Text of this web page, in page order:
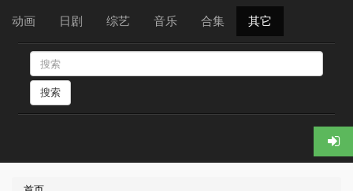
动画 日剧 综艺 音乐 合集 其它
搜索